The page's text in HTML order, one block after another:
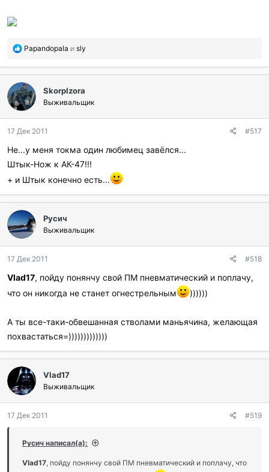
П
б
а
г
о
а
и
л
и
Papandopala и sly
SkorpIzora
Выживальщик
17 Дек 2011 #517
Не...у меня токма один любимец завёлся...
Штык-Нож к АК-47!!!
+ и Штык конечно есть...
Русич
Выживальщик
17 Дек 2011 #518
Vlad17, пойду понянчу свой ПМ пневматический и поплачу,
что он никогда не станет огнестрельным
))))))
А ты все-таки-обвешанная стволами маньячина, желающая
похвастаться=)))))))))))))
Vlad17
Выживальщик
17 Дек 2011 #519
Русич написал(а):
Vlad17 , пойду понянчу свой ПМ пневматический и поплачу, что